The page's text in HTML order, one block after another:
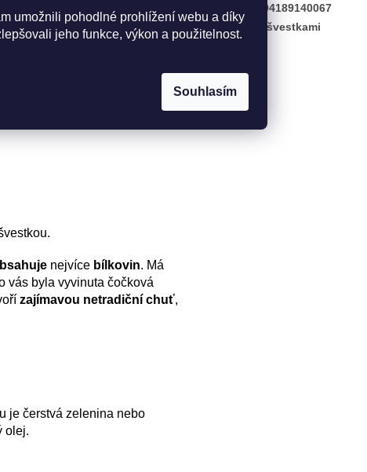
umožnili pohodlné prohlížení webu a díky
jeho funkce, výkon a použitelnost.
Souhlasím
nejvíce bílkovin. Má
vás byla vyvinuta čočková
zajímavou netradiční chuť,
je čerstvá zelenina nebo
olej.
8594189140067
Příchuť
Se švestkami